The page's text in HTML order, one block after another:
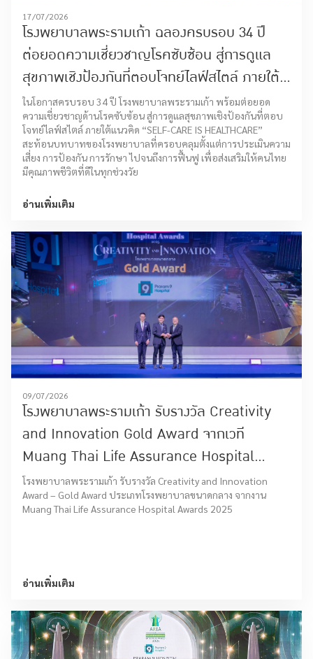
17/07/2026
โรงพยาบาลพระรามเก้า ฉลองครบรอบ 34 ปี
ต่อยอดความเชี่ยวชาญโรคซับซ้อน สู่การดูแล
สุขภาพเชิงป้องกันที่ตอบโจทย์ไลฟ์สไตล์ ภายใต้
แนวคิด “SELF-CARE IS HEALTHCARE”
ในโอกาสครบรอบ 34 ปี โรงพยาบาลพระรามเก้า พร้อมต่อยอด
ความเชี่ยวชาญด้านโรคซับซ้อน สู่การดูแลสุขภาพเชิงป้องกันที่ตอบ
โจทย์ไลฟ์สไตล์ ภายใต้แนวคิด “SELF-CARE IS HEALTHCARE”
สะท้อนบทบาทของโรงพยาบาลที่ครอบคลุมตั้งแต่การประเมินความ
เสี่ยง การป้องกัน การรักษา ไปจนถึงการฟื้นฟู เพื่อส่งเสริมให้คนไทย
มีคุณภาพชีวิตที่ดีในทุกช่วงวัย
อ่านเพิ่มเติม
09/07/2026
โรงพยาบาลพระรามเก้า รับรางวัล Creativity
and Innovation Gold Award จากเวที
Muang Thai Life Assurance Hospital
Awards 2025
โรงพยาบาลพระรามเก้า รับรางวัล Creativity and Innovation
Award – Gold Award ประเภทโรงพยาบาลขนาดกลาง จากงาน
Muang Thai Life Assurance Hospital Awards 2025
อ่านเพิ่มเติม